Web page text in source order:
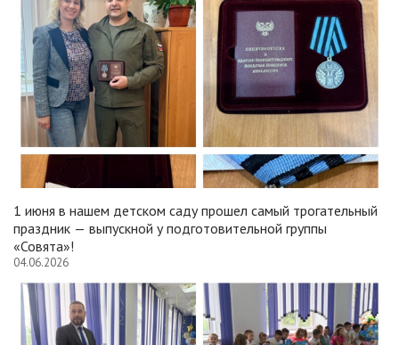
1 июня в нашем детском саду прошел самый трогательный
праздник — выпускной у подготовительной группы
«Совята»!
04.06.2026